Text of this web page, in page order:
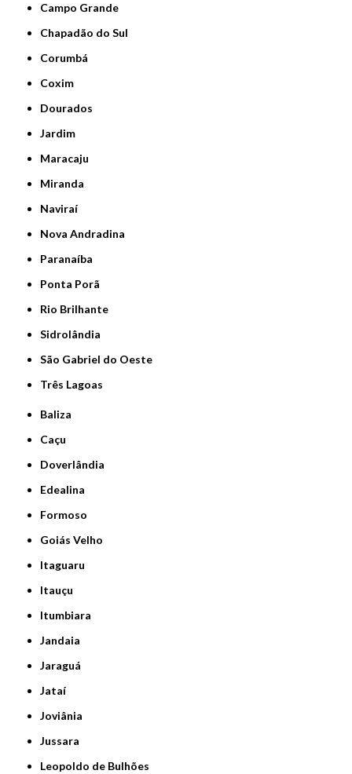
Campo Grande
Chapadão do Sul
Corumbá
Coxim
Dourados
Jardim
Maracaju
Miranda
Naviraí
Nova Andradina
Paranaíba
Ponta Porã
Rio Brilhante
Sidrolândia
São Gabriel do Oeste
Três Lagoas
Baliza
Caçu
Doverlândia
Edealina
Formoso
Goiás Velho
Itaguaru
Itauçu
Itumbiara
Jandaia
Jaraguá
Jataí
Joviânia
Jussara
Leopoldo de Bulhões